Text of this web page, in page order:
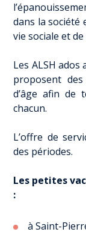
dans la société
vie sociale et
Les ALSH ados
proposent
d’âge afin de
chacun.
L’offre de
des périodes.
Les petites
:
à Saint-